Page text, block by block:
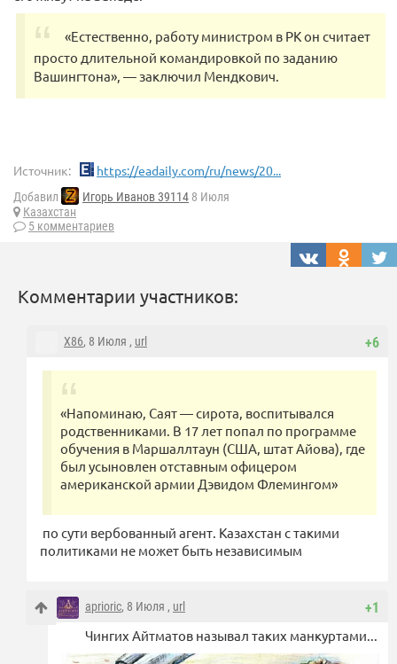
«Естественно, работу министром в РК он считает
просто длительной командировкой по заданию
Вашингтона», — заключил Мендкович.
Источник: https://eadaily.com/ru/news/20...
Добавил Игорь Иванов 39114 8 Июля
Казахстан
5 комментариев
Комментарии участников:
+6
X86, 8 Июля , url
«Напоминаю, Саят — сирота, воспитывался
родственниками. В 17 лет попал по программе
обучения в Маршаллтаун (США, штат Айова), где
был усыновлен отставным офицером
американской армии Дэвидом Флемингом»
по сути вербованный агент. Казахстан с такими
политиками не может быть независимым
+1
aprioric, 8 Июля , url
Чингих Айтматов называл таких манкуртами...